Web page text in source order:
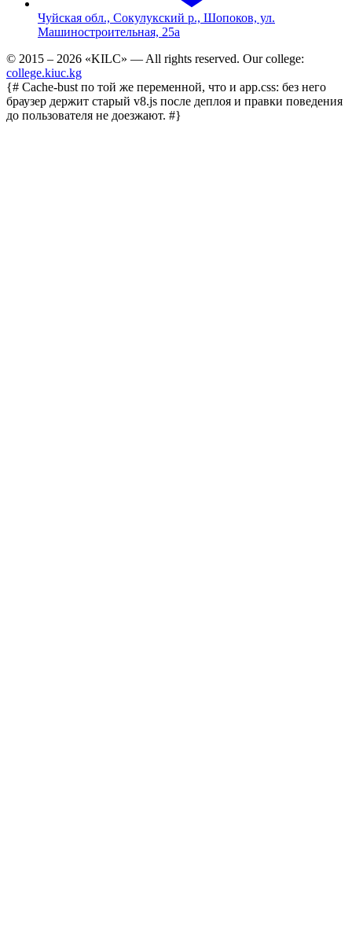
Чуйская обл., Сокулукский р., Шопоков, ул.
Машиностроительная, 25а
© 2015 – 2026 «KILC» — All rights reserved. Our college:
college.kiuc.kg
{# Cache-bust по той же переменной, что и app.css: без него
браузер держит старый v8.js после деплоя и правки поведения
до пользователя не доезжают. #}